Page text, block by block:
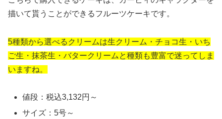
描いて貰うことができるフルーツケーキです。
5種類から選べるクリームは生クリーム・チョコ生・いち
ご生・抹茶生・バタークリームと種類も豊富で迷ってしま
いますね。
値段：税込3,132円～
サイズ：5号～